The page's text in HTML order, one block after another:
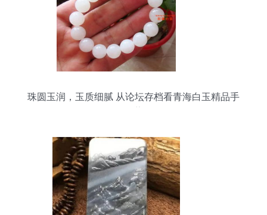
珠圆玉润，玉质细腻 从论坛存档看青海白玉精品手